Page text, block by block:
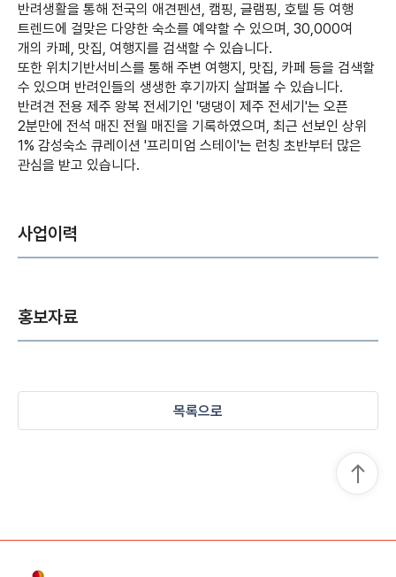
반려생활을 통해 전국의 애견펜션, 캠핑, 글램핑, 호텔 등 여행
트렌드에 걸맞은 다양한 숙소를 예약할 수 있으며, 30,000여
개의 카페, 맛집, 여행지를 검색할 수 있습니다.
또한 위치기반서비스를 통해 주변 여행지, 맛집, 카페 등을 검색할
수 있으며 반려인들의 생생한 후기까지 살펴볼 수 있습니다.
반려견 전용 제주 왕복 전세기인 '댕댕이 제주 전세기'는 오픈
2분만에 전석 매진 전월 매진을 기록하였으며, 최근 선보인 상위
1% 감성숙소 큐레이션 '프리미엄 스테이'는 런칭 초반부터 많은
관심을 받고 있습니다.
사업이력
홍보자료
목록으로